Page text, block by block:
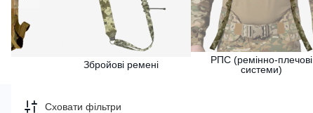
Збройові ремені
РПС (ремінно-плечові
системи)
Сховати фільтри